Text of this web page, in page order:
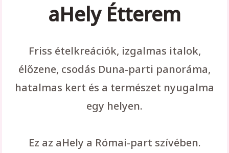
aHely Étterem
Friss ételkreációk, izgalmas italok,
élőzene, csodás Duna-parti panoráma,
hatalmas kert és a természet nyugalma
egy helyen.
Ez az aHely a Római-part szívében.